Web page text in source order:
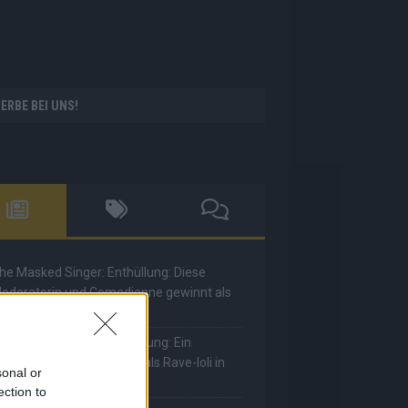
or
to
BEI UNS!
Masked Singer: Enthüllung: Diese
und Comedienne gewinnt als
Masked Singer: Enthüllung: Ein
Sänger hat sich als Rave-Ioli in